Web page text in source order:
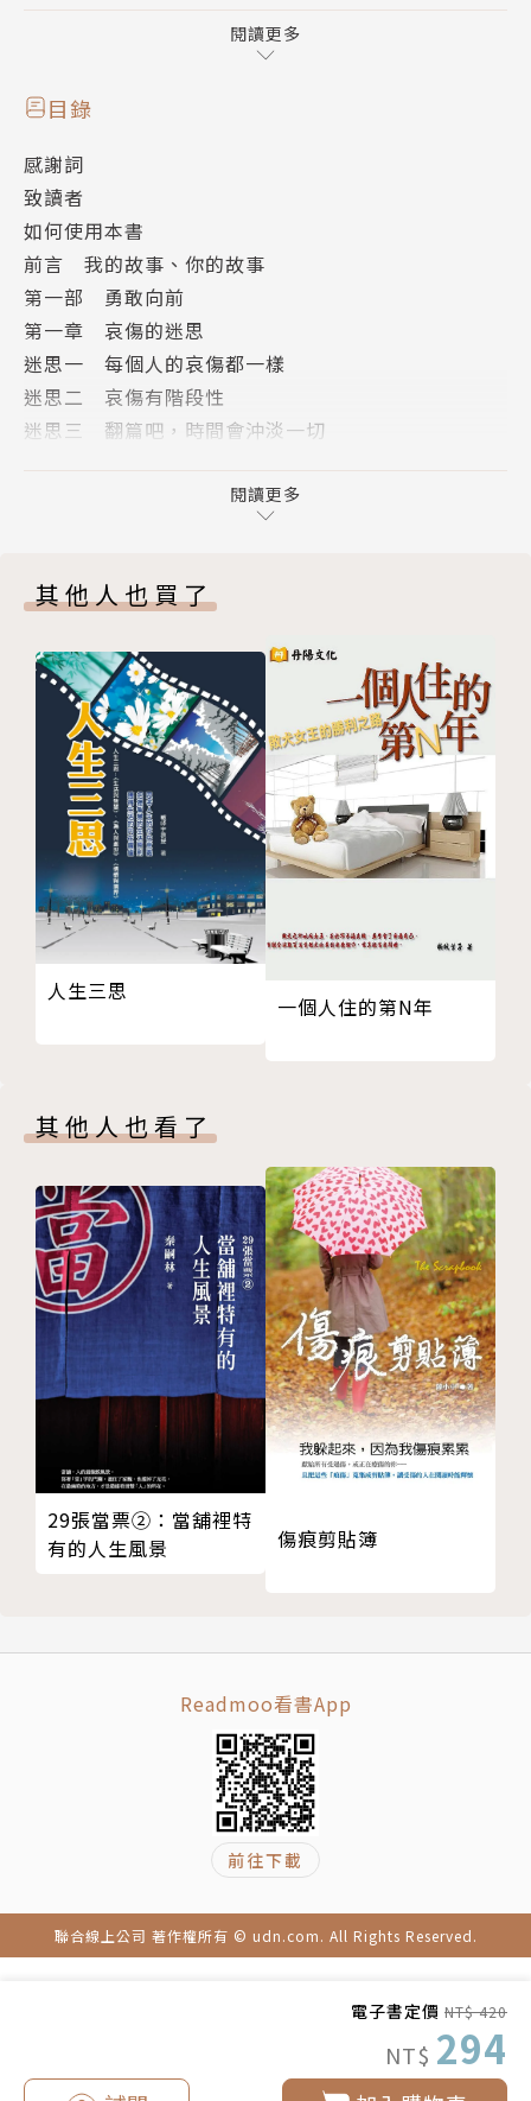
電子書定價 NT$ 420
NT$ 294
的。人生漫漫，哀傷的事必定會發生，正向面對傷痛，
藉由生命的低谷脫胎換骨，你將有機會煥然一新。
沒有人比｢健美寡婦｣社群的創辦人蜜雪兒．史丹克鮑
加德更了解落失的痛，她的丈夫在悲劇性的墜機事件中
喪生，就在人生最黑暗的時刻，她意外地透過運動找到
自救的希望。本書正是蜜雪革命性的落失指南，不是假
裝抹去傷痛的那種療癒，而是讓你有能力處理傷痛，在
傷痛中生活，用傷痛推動你的生活繼續前進。
■ 跑吧，連你的份一起活下去
在失去丈夫的痛苦中，蜜雪也曾經歷焦慮、創傷症候
己只有在跑步的時候，這樣的現象才有所改善。一開始
位，努力成為專業認證的健身教練與營養學專家，透過
運動療癒12週練習。
■ 萬人親身實證，運動療癒12週練習
每週聚焦一個和哀傷相關的療癒主題，往健身、營養、
快樂、個人成長四個目標前進，教你做回時間的主人、
克服罪惡感、專注自我……；探索健身的方法、訣竅和
概念，以及有關營養的正確基本知識。你不必一下子逼
迫自己成長，即使剛開始只能一小步或蹣跚爬行，當你
完成12週練習仍會發現自己脫胎換骨，對自己的成就
讚嘆不已！
◆案例1
有時哀傷難過的情緒壓倒了鍛鍊的慾望，必須用盡所有
身體、精神和情緒的力量才能動起來。哀傷反反覆覆，
當我回顧開始用運動治療傷痛時的狀態，我對未來也愈
來愈有信心！
──崔西米（Tracy Mitchell）
◆案例2
我恨我老公害我三十一歲就拋下我一個人活著，但我相
信是汗水帶走傷心和伴隨的所有情緒，使我能用更快的
速度療癒。光是跑步，就帶給我生命如此大的正向改
變，這是用錢也買不到的，我真心覺得如果當初沒有開
始跑步，我會陷入深不見底的抑鬱中。在我前途茫茫之
際，跑步拯救了我。
──瑞秋‧努恩斯（Rachelle Nunes）
樣的人，往往也最具挑戰性。無論你經歷過什麼，無論
過去在別人眼中是怎麼樣，只有你能改變自己的人生，
只有你才能決定自己的未來！試著開始12週運動療癒
練習，你可以繼續痛，但更值得好好過！
震撼﹅落失﹅椎心悲痛冷不防來襲時，
壯舉。
你的存在必有意義、必有價值，下定決心好好再活一
●具體行動和操作步驟療癒身心靈的計劃，適合頓失依
閱讀更多
目錄
感謝詞
致讀者
如何使用本書
前言 我的故事、你的故事
第一部 勇敢向前
第一章 哀傷的迷思
迷思一 每個人的哀傷都一樣
迷思二 哀傷有階段性
迷思三 翻篇吧，時間會沖淡一切
迷思五 沒有哭，代表不難過
迷思六 如果你再談論那個人，你將無法自拔
迷思八 第一年最難過
迷思十 你將得到無條件的支持
哀傷的禮物：創傷後的成長
第二章 腦內啡對情緒的影響
落失風暴中，啟動身體的自救機制
腦霧！腦袋裡發生了什麼
腦內啡，最強大的抗憂鬱藥物
運動使人脫胎換骨
線性、三維？文化的問題
運動、情緒與疾病
焦慮和創傷症候群
運動救命
走路
游泳
抗力訓練
踢拳、拳擊
森巴舞
瑜伽
皮拉提斯
遠足，走進大自然
其他的鍛鍊方式
第四章 營養：最具能量的十五種療傷食物
多吃而不是少吃真食物讓你煥然一新
食物不是獎賞，運動不是懲罰
哀傷飲食：吃有益情緒的食物
單碳水化合物好嗎？
疲勞：你需要更多蛋白質和維生素
易怒：試著調整咖啡因、精製糖與酒精
第一次做「味蕾排毒」
三餐都要吃
有待克服的障礙
閱讀更多
其他人也買了
人生三思
一個人住的第N年
其他人也看了
29張當票②：當舖裡特
有的人生風景
傷痕剪貼簿
Readmoo看書App
前往下載
聯合線上公司 著作權所有 © udn.com. All Rights Reserved.